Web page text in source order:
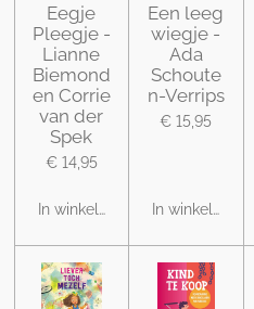
Eegje
Pleegje -
Lianne
Biemond
en Corrie
van der
Spek
€ 14,95
In winkelwagen
Een leeg
wiegje -
Ada
Schoute
n-Verrips
€ 15,95
In winkelwagen